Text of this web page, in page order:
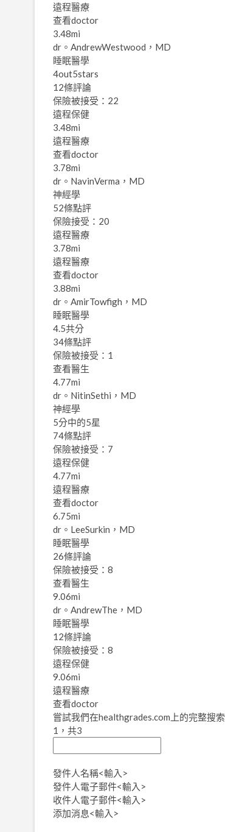
遠程醫療
查看doctor
3.48mi
dr。AndrewWestwood，MD
睡眠醫學
4out5stars
12條評論
保險被接受：22
遠程保健
3.48mi
遠程醫療
查看doctor
3.78mi
dr。NavinVerma，MD
神經學
52條點評
保險接受：20
遠程醫療
3.78mi
遠程醫療
查看doctor
3.88mi
dr。AmirTowfigh，MD
睡眠醫學
4.5共分
34條點評
保險被接受：1
查看醫生
4.77mi
dr。NitinSethi，MD
神經學
5分中的5星
74條點評
保險被接受：7
遠程保健
4.77mi
遠程醫療
查看doctor
6.75mi
dr。LeeSurkin，MD
睡眠醫學
26條評論
保險被接受：8
查看醫生
9.06mi
dr。AndrewThe，MD
睡眠醫學
12條評論
保險被接受：8
遠程保健
9.06mi
遠程醫療
查看doctor
嘗試我們在healthgrades.com上的完整搜索
1，共3
發件人名稱<輸入>
發件人電子郵件<輸入>
收件人電子郵件<輸入>
添加消息<輸入>